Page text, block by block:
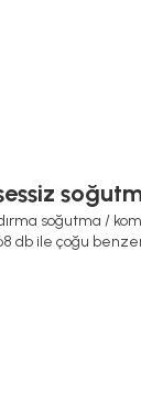
soğutma /
db ile çoğu